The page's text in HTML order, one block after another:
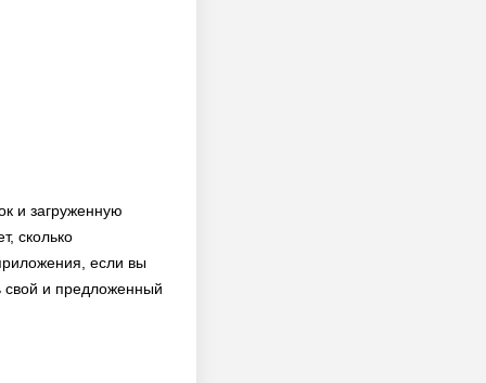
и загруженную
сколько
если вы
свой и предложенный